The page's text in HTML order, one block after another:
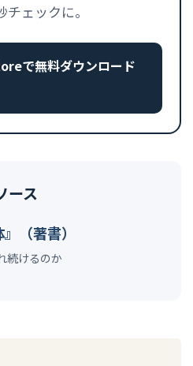
チェックに。
で無料ダウンロード
ース
（著書）
続けるのか